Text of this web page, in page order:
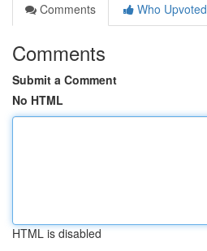
Comments
Who Upvoted
Comments
Submit a Comment
No HTML
HTML is disabled